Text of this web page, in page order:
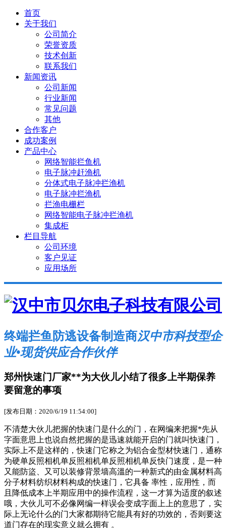
首页
关于我们
公司简介
荣誉资质
技术创新
联系我们
新闻资讯
公司新闻
行业新闻
常见问题
其他
合作客户
成功案例
产品中心
网络智能拦鱼机
电子脉冲赶渔机
分体式电子脉冲拦渔机
电子脉冲拦渔机
拦渔电栅栏
网络智能电子脉冲拦渔机
集成柜
栏目导航
公司环境
客户见证
应用场所
终端拦鱼防逃设备制造商汉中市科技型企
业•现货供应合作伙伴
郑州快速门厂家**为大伙儿小结了很多上半期保养
要留意的事项
[发布日期：2020/6/19 11:54:00]
不清楚大伙儿把握的快速门是什么的门，在网编来把握*先从
字面意思上也说自然把握的是迅速就能开启的门就叫快速门，
实际上不是这样的，快速门它称之为铝合金型材快速门，通称
为硬单反照相机单反照相机单反照相机单反快门速度，是一种
又能防盜、又可以装修背景墙高溫的一种新式的由金属材料高
分子材料纺织材料构成的快速门，它具备 率性，应用性，而
且降低成本上半期应用中的操作流程，这一才算为适度的叙述
哦，大伙儿可不必像网编一样误会变成字面上上的意思了，实
际上无论什么的门大家都期待它能具有好的功效的，否则要这
道门存在的现实意义就么拥有 。